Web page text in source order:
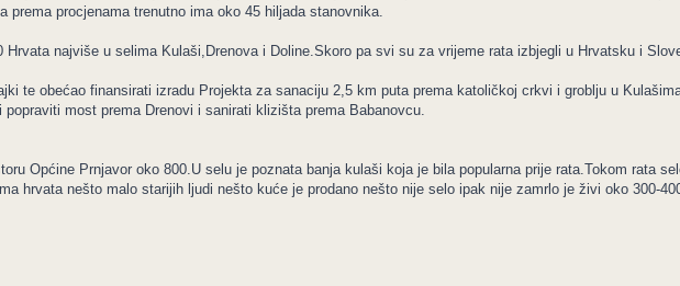
prema procjenama trenutno ima oko 45 hiljada stanovnika.
Hrvata najviše u selima Kulaši,Drenova i Doline.Skoro pa svi su za vrijeme rata izbjegli u Hrvatsku i
te obećao finansirati izradu Projekta za sanaciju 2,5 km puta prema katoličkoj crkvi i groblju u
most prema Drenovi i sanirati klizišta prema Babanovcu.
Općine Prnjavor oko 800.U selu je poznata banja kulaši koja je bila popularna prije rata.Tokom rata
hrvata nešto malo starijih ljudi nešto kuće je prodano nešto nije selo ipak nije zamrlo je živi oko 300-